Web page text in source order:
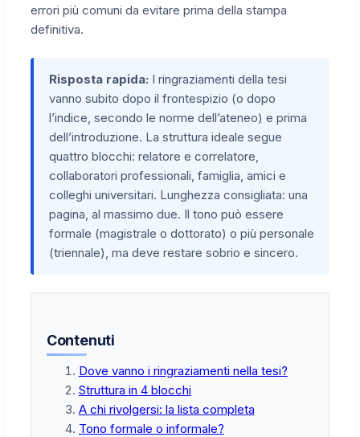
errori più comuni da evitare prima della stampa
definitiva.
Risposta rapida: I ringraziamenti della tesi
vanno subito dopo il frontespizio (o dopo
l’indice, secondo le norme dell’ateneo) e prima
dell’introduzione. La struttura ideale segue
quattro blocchi: relatore e correlatore,
collaboratori professionali, famiglia, amici e
colleghi universitari. Lunghezza consigliata: una
pagina, al massimo due. Il tono può essere
formale (magistrale o dottorato) o più personale
(triennale), ma deve restare sobrio e sincero.
Contenuti
Dove vanno i ringraziamenti nella tesi?
Struttura in 4 blocchi
A chi rivolgersi: la lista completa
Tono formale o informale?